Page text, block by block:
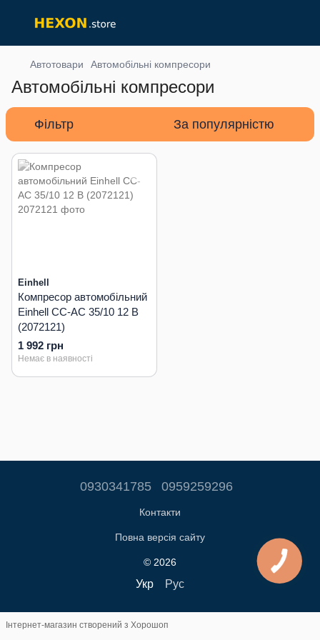
Автотовари Автомобільні компресори
Автомобільні компресори
Фільтр За популярністю
Einhell
Компресор автомобільний
Einhell CC-AC 35/10 12 В
(2072121)
1 992 грн
Немає в наявності
0930341785 0959259296
Контакти
Повна версія сайту
© 2026
Укр Рус
Інтернет-магазин створений з Хорошоп